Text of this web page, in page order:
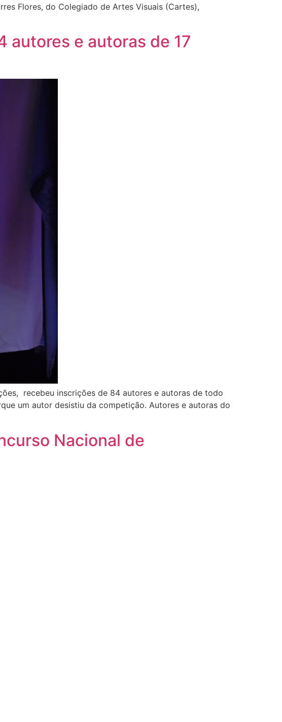
Flores, do Colegiado de Artes Visuais (Cartes),
autores e autoras de 17
recebeu inscrições de 84 autores e autoras de todo
um autor desistiu da competição. Autores e autoras do
Nacional de